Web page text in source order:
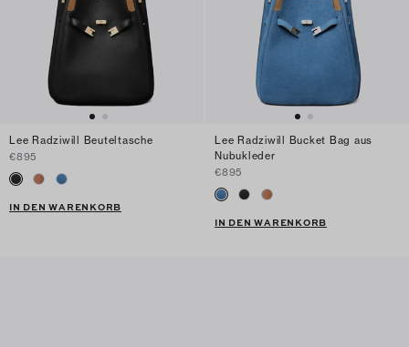
Lee Radziwill Beuteltasche
€895
IN DEN WARENKORB
Lee Radziwill Bucket Bag aus
Nubukleder
€895
IN DEN WARENKORB